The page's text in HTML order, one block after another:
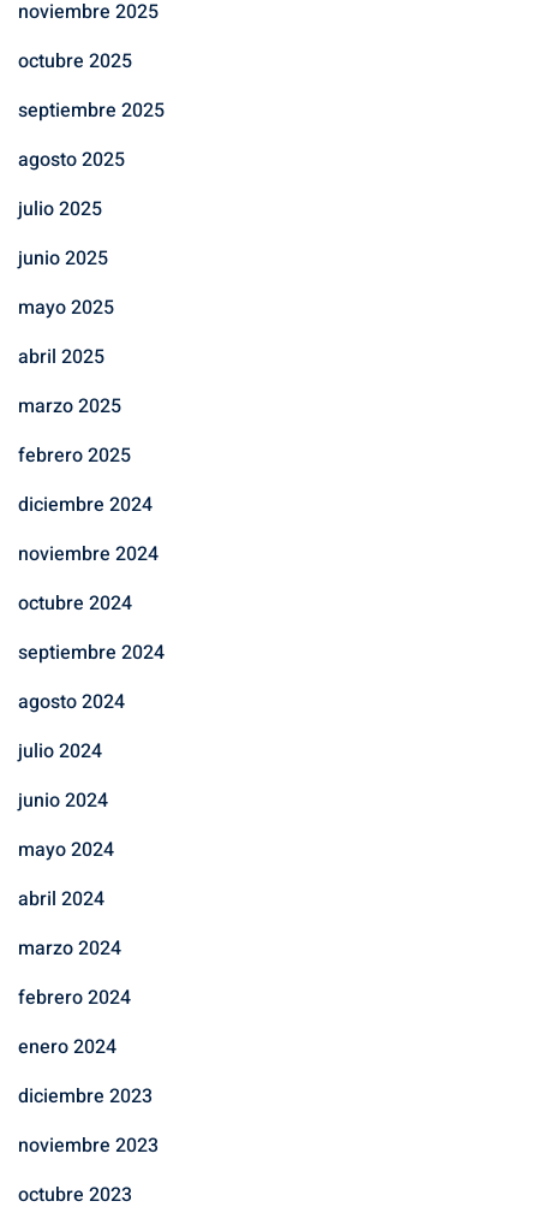
noviembre 2025
octubre 2025
septiembre 2025
agosto 2025
julio 2025
junio 2025
mayo 2025
abril 2025
marzo 2025
febrero 2025
diciembre 2024
noviembre 2024
octubre 2024
septiembre 2024
agosto 2024
julio 2024
junio 2024
mayo 2024
abril 2024
marzo 2024
febrero 2024
enero 2024
diciembre 2023
noviembre 2023
octubre 2023